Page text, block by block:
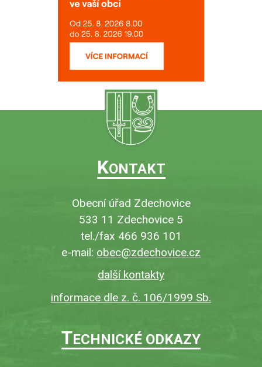
KONTAKT
Obecní úřad Zdechovice
533 11 Zdechovice 5
tel./fax 466 936 101
e-mail: obec@zdechovice.cz
další kontakty
informace dle z. č. 106/1999 Sb.
TECHNICKÉ ODKAZY